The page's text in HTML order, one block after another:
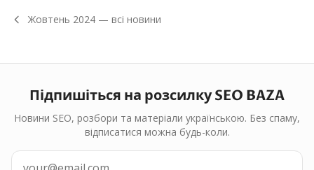
Жовтень 2024 — всі новини
Підпишіться на розсилку SEO BAZA
Новини SEO, розбори та матеріали українською. Без спаму,
відписатися можна будь-коли.